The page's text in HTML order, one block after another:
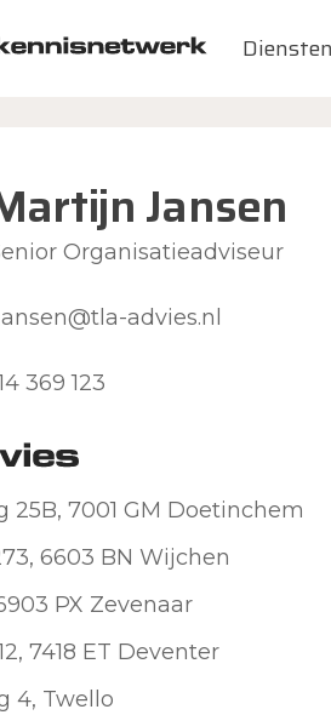
Diensten
Jansen
Organisatieadviseur
advies.nl
369 123
25B, 7001 GM Doetinchem
6603 BN Wijchen
PX Zevenaar
7418 ET Deventer
4, Twello